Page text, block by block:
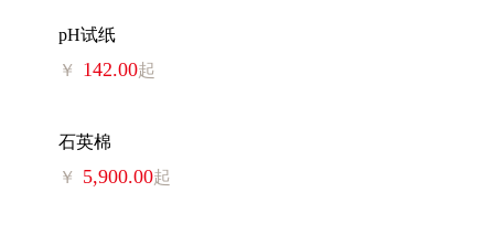
pH试纸
￥ 142.00起
石英棉
￥ 5,900.00起